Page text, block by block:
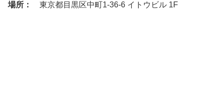
場所： 東京都目黒区中町1-36-6 イトウビル 1F